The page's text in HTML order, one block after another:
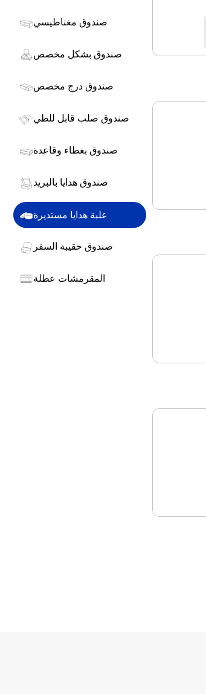
صندوق مغناطيسي
صندوق بشكل مخصص
صندوق درج مخصص
صندوق صلب قابل للطي
صندوق بغطاء وقاعدة
صندوق هدايا بالبريد
علبة هدايا مستديرة
صندوق حقيبة السفر
المقرمشات عطلة